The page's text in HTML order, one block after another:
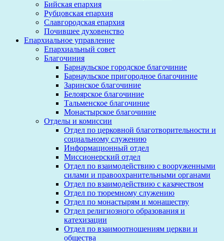
Бийская епархия
Рубцовская епархия
Славгородская епархия
Почившее духовенство
Епархиальное управление
Епархиальный совет
Благочиния
Барнаульское городское благочиние
Барнаульское пригородное благочиние
Заринское благочиние
Белоярское благочиние
Тальменское благочиние
Монастырское благочиние
Отделы и комиссии
Отдел по церковной благотворительности и
социальному служению
Информационный отдел
Миссионерский отдел
Отдел по взаимодействию с вооруженными
силами и правоохранительными органами
Отдел по взаимодействию с казачеством
Отдел по тюремному служению
Отдел по монастырям и монашеству
Отдел религиозного образования и
катехизации
Отдел по взаимоотношениям церкви и
общества